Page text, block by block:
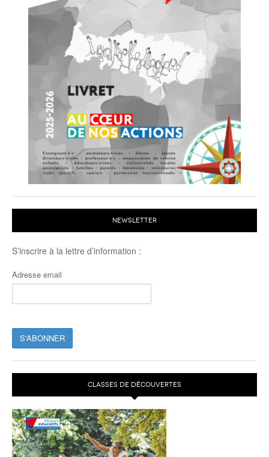
NEWSLETTER
S’inscrire à la lettre d’information :
Adresse email
CLASSES DE DÉCOUVERTES